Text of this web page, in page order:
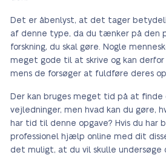
Det er åbenlyst, at det tager
af denne type, da du tænker på den
forskning, du skal gøre. Nogle
meget gode til at skrive og kan
mens de forsøger at fuldføre deres
Der kan bruges meget tid på at
vejledninger, men hvad kan du gøre,
har tid til denne opgave? Hvis du har
professionel hjælp online med dit
det muligt, at du vil skulle undersøge